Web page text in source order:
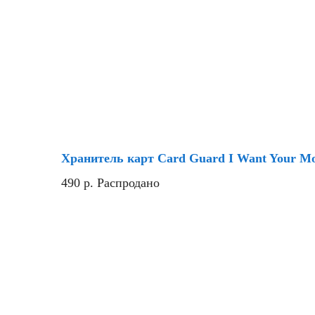
Хранитель карт Card Guard I Want Your
490 р. Распродано